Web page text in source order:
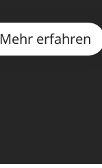
Mehr erfahren